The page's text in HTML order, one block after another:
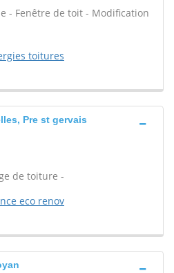
- Fenêtre de toit - Modification
toitures
Pre st gervais
de toiture -
eco renov